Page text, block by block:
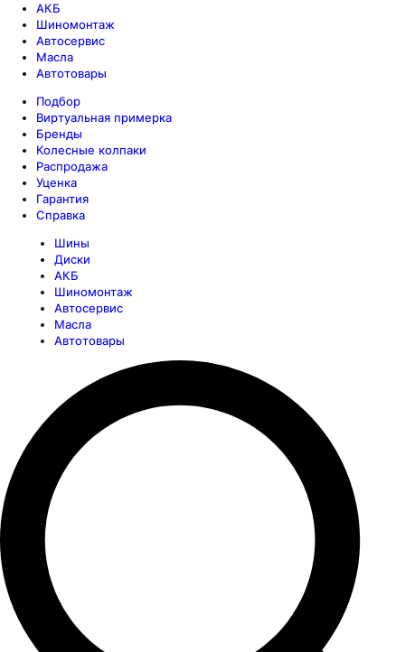
АКБ
Шиномонтаж
Автосервис
Масла
Автотовары
Подбор
Виртуальная примерка
Бренды
Колесные колпаки
Распродажа
Уценка
Гарантия
Справка
Шины
Диски
АКБ
Шиномонтаж
Автосервис
Масла
Автотовары